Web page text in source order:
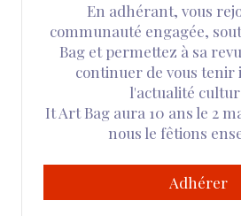
En adhérant, vous
communauté engagée,
Bag et permettez à sa
continuer de vous
l'actualité
It Art Bag aura 10 ans le 2
nous le fêtions
Adhérer